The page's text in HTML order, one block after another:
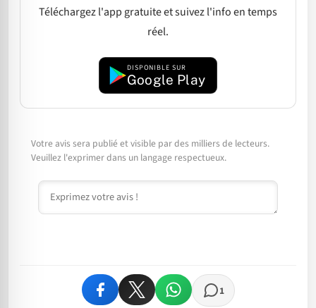
Téléchargez l'app gratuite et suivez l'info en temps
réel.
DISPONIBLE SUR
Google Play
Votre avis sera publié et visible par des milliers de lecteurs.
Veuillez l'exprimer dans un langage respectueux.
Commentaire
1